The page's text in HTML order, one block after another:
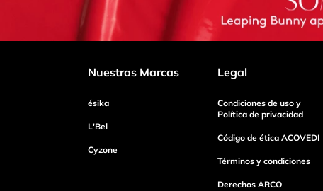
Título
Tu nombre
Nuestras Marcas
ésika
L'Bel
Cyzone
Legal
Condiciones de uso y
Política de privacidad
Código de ética ACOVEDI
Términos y condiciones
Derechos ARCO